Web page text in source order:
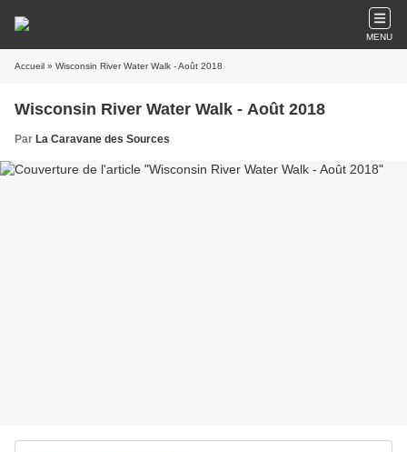
MENU
Accueil » Wisconsin River Water Walk - Août 2018
Wisconsin River Water Walk - Août 2018
Par La Caravane des Sources